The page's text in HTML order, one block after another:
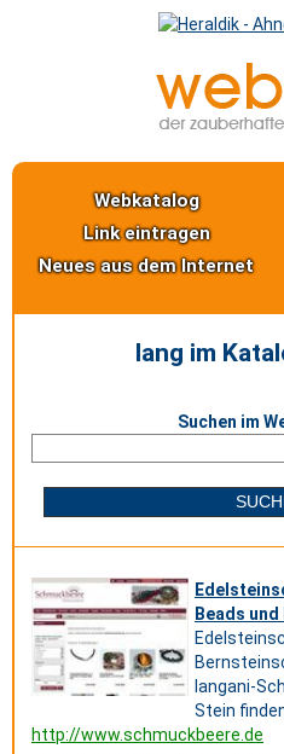
Webkatalog
Link eintragen
Neues aus dem Internet
lang im
Suchen im
Beads
langani-
Stein
http://www.schmuckbeere.de